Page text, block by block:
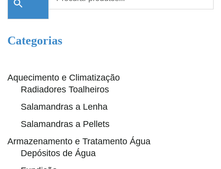
Categorias
Aquecimento e Climatização
Radiadores Toalheiros
Salamandras a Lenha
Salamandras a Pellets
Armazenamento e Tratamento Água
Depósitos de Água